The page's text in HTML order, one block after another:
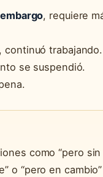
, requiere
, continuó trabajando.
se suspendió.
como “pero sin
o “pero en cambio”